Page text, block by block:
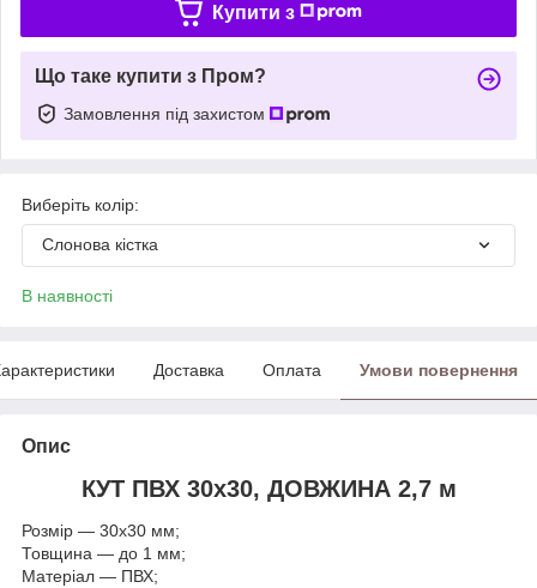
Купити з
Що таке купити з Пром?
Замовлення під захистом
Виберіть колір:
Слонова кістка
В наявності
Доставка Оплата Умови повернення
Опис
КУТ ПВХ 30х30, ДОВЖИНА 2,7 м
Розмір — 30х30 мм;
Товщина — до 1 мм;
Матеріал — ПВХ;